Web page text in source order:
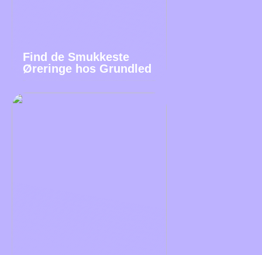
Find de Smukkeste
Øreringe hos Grundled